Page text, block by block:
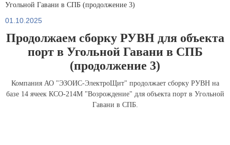
Угольной Гавани в СПБ (продолжение 3)
01.10.2025
Продолжаем сборку РУВН для объекта
порт в Угольной Гавани в СПБ
(продолжение 3)
Компания АО "ЭЗОИС-ЭлектроЩит" продолжает сборку РУВН на
базе 14 ячеек КСО-214М "Возрождение" для объекта порт в Угольной
Гавани в СПБ.